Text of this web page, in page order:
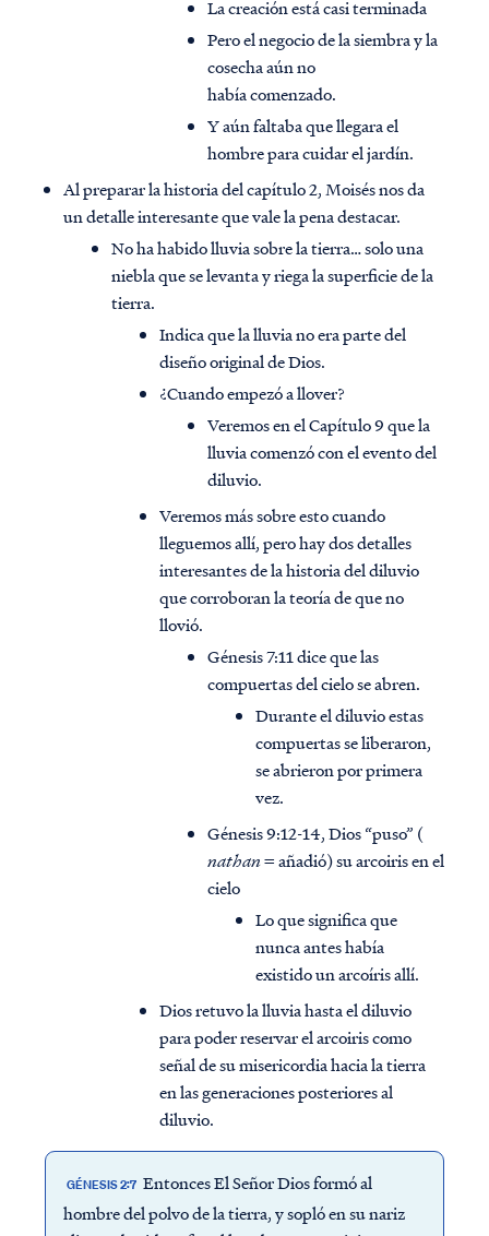
La creación está casi terminada
Pero el negocio de la siembra y la
cosecha aún no
había comenzado.
Y aún faltaba que llegara el
hombre para cuidar el jardín.
Al preparar la historia del capítulo 2, Moisés nos da
un detalle interesante que vale la pena destacar.
No ha habido lluvia sobre la tierra… solo una
niebla que se levanta y riega la superficie de la
tierra.
Indica que la lluvia no era parte del
diseño original de Dios.
¿Cuando empezó a llover?
Veremos en el Capítulo 9 que la
lluvia comenzó con el evento del
diluvio.
Veremos más sobre esto cuando
lleguemos allí, pero hay dos detalles
interesantes de la historia del diluvio
que corroboran la teoría de que no
llovió.
Génesis 7:11 dice que las
compuertas del cielo se abren.
Durante el diluvio estas
compuertas se liberaron,
se abrieron por primera
vez.
Génesis 9:12-14, Dios “puso” (
nathan= añadió) su arcoiris en el
cielo
Lo que significa que
nunca antes había
existido un arcoíris allí.
Dios retuvo la lluvia hasta el diluvio
para poder reservar el arcoiris como
señal de su misericordia hacia la tierra
en las generaciones posteriores al
diluvio.
GÉNESIS 2:7 Entonces El Señor Dios formó al
hombre del polvo de la tierra, y sopló en su nariz